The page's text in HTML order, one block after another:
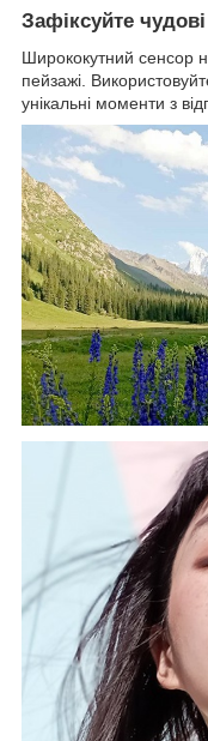
Зафіксуйте
Ширококутний сенсор
пейзажі.
унікальні моменти з